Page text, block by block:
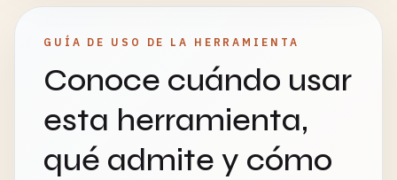
GUÍA DE USO DE LA HERRAMIENTA
Conoce cuándo usar
esta herramienta,
qué admite y cómo